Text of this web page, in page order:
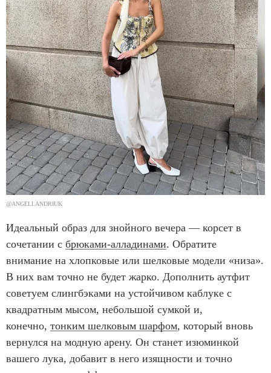
@ANGELI.ANDRIUK
Идеальный образ для знойного вечера — корсет в
сочетании с брюками-алладинами. Обратите
внимание на хлопковые или шелковые модели «низа».
В них вам точно не будет жарко. Дополнить аутфит
советуем слингбэками на устойчивом каблуке с
квадратным мысом, небольшой сумкой и,
конечно, тонким шелковым шарфом, который вновь
вернулся на модную арену. Он станет изюминкой
вашего лука, добавит в него изящности и точно